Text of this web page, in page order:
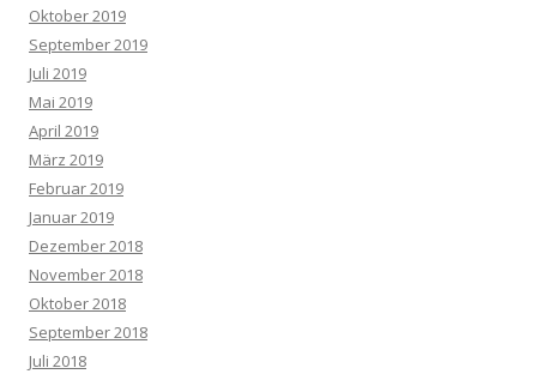
Oktober 2019
September 2019
Juli 2019
Mai 2019
April 2019
März 2019
Februar 2019
Januar 2019
Dezember 2018
November 2018
Oktober 2018
September 2018
Juli 2018